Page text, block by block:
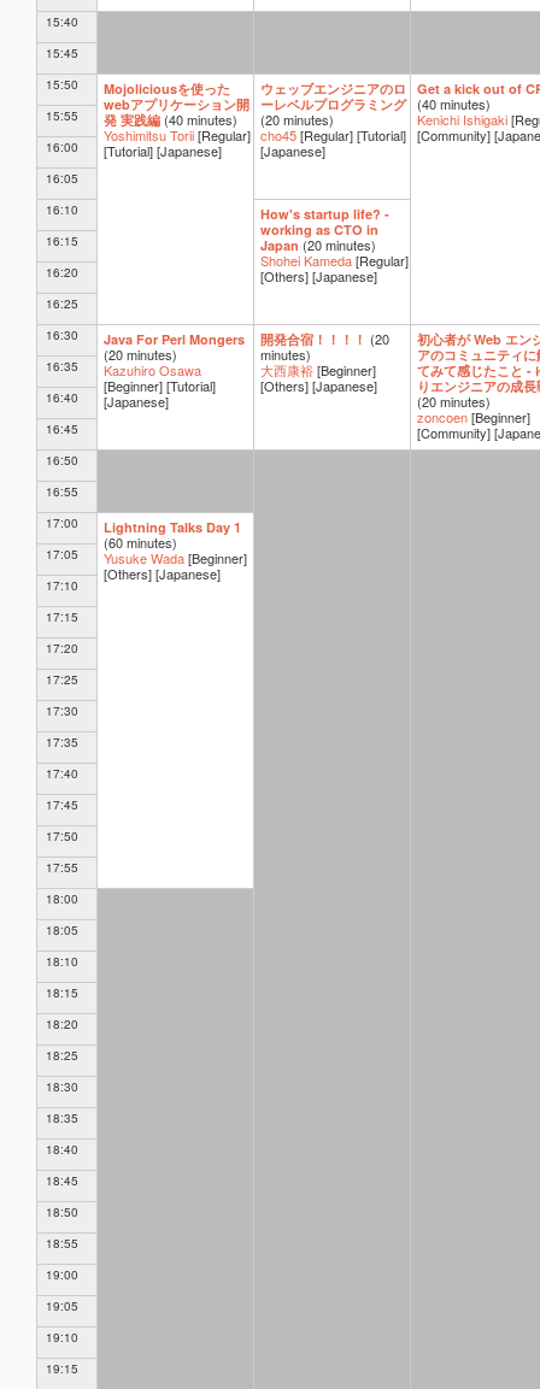
15:40
15:45
15:50
15:55
16:00
16:05
16:10
16:15
16:20
16:25
16:30
16:35
16:40
16:45
16:50
16:55
17:00
17:05
17:10
17:15
17:20
17:25
17:30
17:35
17:40
17:45
17:50
17:55
18:00
18:05
18:10
18:15
18:20
18:25
18:30
18:35
18:40
18:45
18:50
18:55
19:00
19:05
19:10
19:15
Mojoliciousを使った
webアプリケーション開
発 実践編 (40 minutes)
Yoshimitsu Torii[Regular]
[Tutorial][Japanese]
Java For Perl Mongers
(20 minutes)
Kazuhiro Osawa
[Beginner][Tutorial]
[Japanese]
Lightning Talks Day 1
(60 minutes)
Yusuke Wada[Beginner]
[Others][Japanese]
ウェッブエンジニアのロ
ーレベルプログラミング
(20 minutes)
cho45[Regular][Tutorial]
[Japanese]
How's startup life? -
working as CTO in
Japan (20 minutes)
Shohei Kameda[Regular]
[Others][Japanese]
開発合宿！！！！ (20
minutes)
大西康裕[Beginner]
[Others][Japanese]
Get a kick out of
(40 minutes)
Kenichi Ishigaki
[Community]
初心者が Web エン
アのコミュニティに
てみて感じたこと -
りエンジニアの成長
(20 minutes)
zoncoen[Beginner]
[Community]